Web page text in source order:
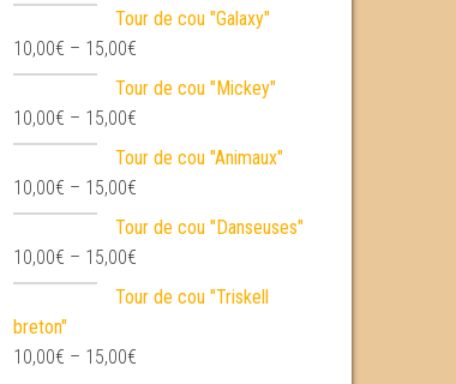
Tour de cou "Galaxy"
10,00€ – 15,00€
Tour de cou "Mickey"
10,00€ – 15,00€
Tour de cou "Animaux"
10,00€ – 15,00€
Tour de cou "Danseuses"
10,00€ – 15,00€
Tour de cou "Triskell
breton"
10,00€ – 15,00€